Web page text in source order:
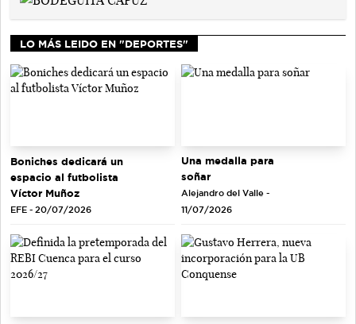
LO MÁS LEIDO EN "DEPORTES"
Boniches dedicará un
espacio al futbolista
Víctor Muñoz
EFE - 20/07/2026
Una medalla para
soñar
Alejandro del Valle -
11/07/2026